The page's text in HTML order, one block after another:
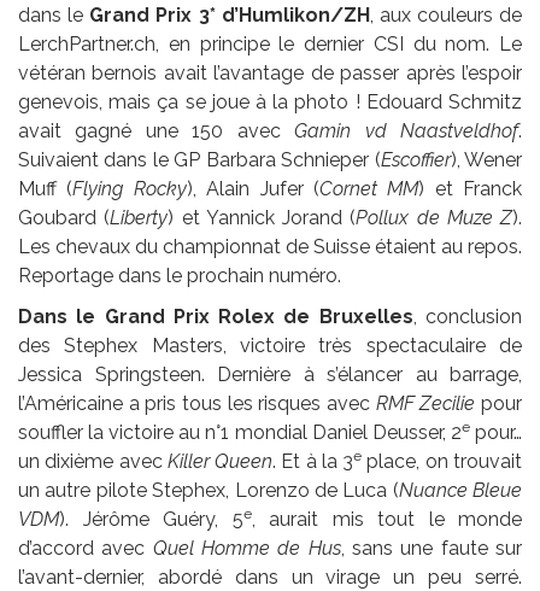
dans le Grand Prix 3* d’Humlikon/ZH, aux couleurs de
LerchPartner.ch, en principe le dernier CSI du nom. Le
vétéran bernois avait l’avantage de passer après l’espoir
genevois, mais ça se joue à la photo ! Edouard Schmitz
avait gagné une 150 avecGamin vd Naastveldhof.
Suivaient dans le GP Barbara Schnieper (Escoffier), Wener
Muff (Flying Rocky), Alain Jufer (Cornet MM) et Franck
Goubard (Liberty) et Yannick Jorand (Pollux de Muze Z).
Les chevaux du championnat de Suisse étaient au repos.
Reportage dans le prochain numéro.
Dans le Grand Prix Rolex de Bruxelles, conclusion
des Stephex Masters, victoire très spectaculaire de
Jessica Springsteen. Dernière à s’élancer au barrage,
l’Américaine a pris tous les risques avec RMF Zecilie pour
souffler la victoire au n°1 mondial Daniel Deusser, 2epour…
un dixième avec Killer Queen. Et à la 3e place, on trouvait
un autre pilote Stephex, Lorenzo de Luca (Nuance Bleue
VDM). Jérôme Guéry, 5e, aurait mis tout le monde
d’accord avec Quel Homme de Hus, sans une faute sur
l’avant-dernier, abordé dans un virage un peu serré.